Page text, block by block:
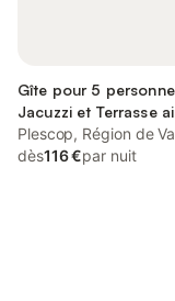
Gîte pour 5
Jacuzzi et Terrasse
Jardin et Sauna
Plescop, Région de
dès116 €par nuit